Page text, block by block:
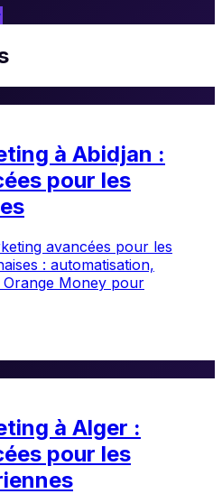
à Abidjan :
pour les
avancées pour les
: automatisation,
Orange Money pour
à Alger :
pour les